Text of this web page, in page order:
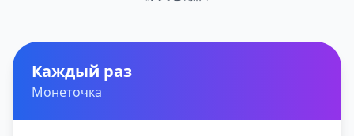
Каждый раз
Монеточка